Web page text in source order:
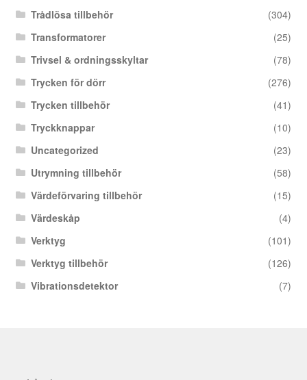
Trådlösa tillbehör
(304)
Transformatorer
(25)
Trivsel & ordningsskyltar
(78)
Trycken för dörr
(276)
Trycken tillbehör
(41)
Tryckknappar
(10)
Uncategorized
(23)
Utrymning tillbehör
(58)
Värdeförvaring tillbehör
(15)
Värdeskåp
(4)
Verktyg
(101)
Verktyg tillbehör
(126)
Vibrationsdetektor
(7)